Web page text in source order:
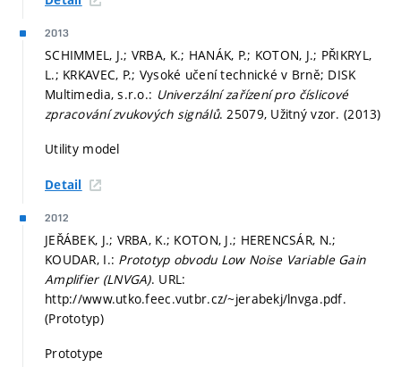
2013
SCHIMMEL, J.; VRBA, K.; HANÁK, P.; KOTON, J.; PŘIKRYL,
L.; KRKAVEC, P.; Vysoké učení technické v Brně; DISK
Multimedia, s.r.o.: Univerzální zařízení pro číslicové
zpracování zvukových signálů. 25079, Užitný vzor. (2013)
Utility model
Detail
2012
JEŘÁBEK, J.; VRBA, K.; KOTON, J.; HERENCSÁR, N.;
KOUDAR, I.: Prototyp obvodu Low Noise Variable Gain
Amplifier (LNVGA). URL:
http://www.utko.feec.vutbr.cz/~jerabekj/lnvga.pdf.
(Prototyp)
Prototype